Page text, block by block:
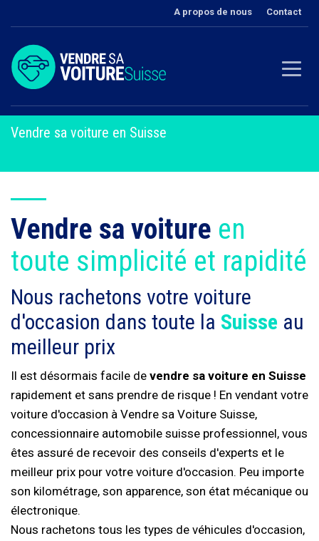
A propos de nous Contact
Vendre sa voiture en Suisse
Vendre sa voiture en
toute simplicité et rapidité
Nous rachetons votre voiture
d'occasion dans toute la Suisse au
meilleur prix
Il est désormais facile de vendre sa voiture en Suisse
rapidement et sans prendre de risque ! En vendant votre
voiture d'occasion à Vendre sa Voiture Suisse,
concessionnaire automobile suisse professionnel, vous
êtes assuré de recevoir des conseils d'experts et le
meilleur prix pour votre voiture d'occasion. Peu importe
son kilométrage, son apparence, son état mécanique ou
électronique.
Nous rachetons tous les types de véhicules d'occasion,